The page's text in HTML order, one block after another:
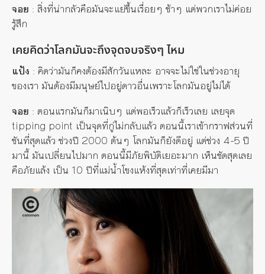
จอย : สิ่งที่น่ากลัวคือมันจะแย่ขึ้นเรื่อยๆ ช้าๆ แต่พวกเราไม่ค่อย
รู้สึก
เคยคิดว่าโลกมันจะถึงจุดจบจริงๆ ไหม
แป้ง : คิดว่ามันก็คงต้องมีสักวันแหละ อาจจะไม่ใช่ในช่วงอายุ
ของเรา มันต้องมีมนุษย์ไปอยู่ดาวอื่นเพราะโลกมันอยู่ไม่ได้
จอย : ตอนแรกมันก็มาเนิบๆ แต่พอเร็วแล้วก็เร็วเลย เลยจุด
tipping point เป็นจุดที่กู่ไม่กลับแล้ว ตอนนี้เราเข้ากราฟส่วนที่
ชันที่สุดแล้ว ช่วงปี 2000 ต้นๆ โลกมันก็ยังดีอยู่ แต่ช่วง 4-5 ปี
มานี้ มันเปลี่ยนไปมาก ตอนนี้มีภัยพิบัติเยอะมาก เห็นชัดสุดเลย
คือภัยแล้ง เป็น 10 ปีที่แม่น้ำโขงแห้งที่สุดเท่าที่เคยมีมา